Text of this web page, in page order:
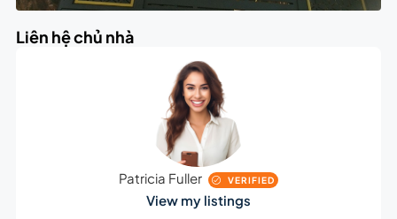
Liên hệ chủ nhà
Patricia Fuller VERIFIED
View my listings